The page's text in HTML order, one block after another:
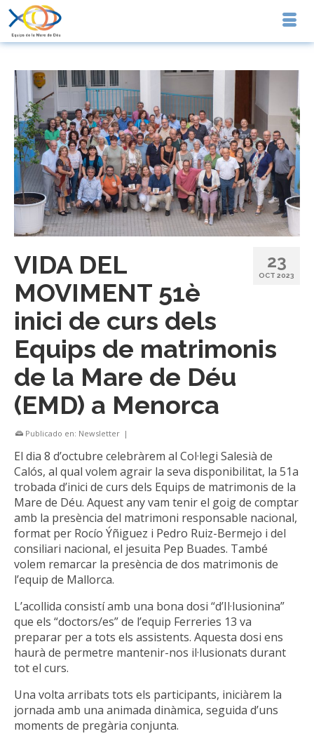
23
OCT 2023
VIDA DEL
MOVIMENT 51è
inici de curs dels
Equips de matrimonis
de la Mare de Déu
(EMD) a Menorca
Publicado en: Newsletter |
El dia 8 d’octubre celebràrem al Col·legi Salesià de
Calós, al qual volem agrair la seva disponibilitat, la 51a
trobada d’inici de curs dels Equips de matrimonis de la
Mare de Déu. Aquest any vam tenir el goig de comptar
amb la presència del matrimoni responsable nacional,
format per Rocío Ýñiguez i Pedro Ruiz-Bermejo i del
consiliari nacional, el jesuita Pep Buades. També
volem remarcar la presència de dos matrimonis de
l’equip de Mallorca.
L’acollida consistí amb una bona dosi “d’Il·lusionina”
que els “doctors/es” de l’equip Ferreries 13 va
preparar per a tots els assistents. Aquesta dosi ens
haurà de permetre mantenir-nos il·lusionats durant
tot el curs.
Una volta arribats tots els participants, iniciàrem la
jornada amb una animada dinàmica, seguida d’uns
moments de pregària conjunta.